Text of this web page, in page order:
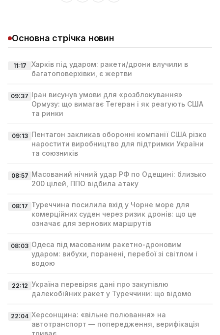
Основна стрічка новин
11:17
Харків під ударом: ракети/дрони влучили в
багатоповерхівки, є жертви
09:37 Іран висунув умови для «розблокування»
Ормузу: що вимагає Тегеран і як реагують США
та ринки
09:13 Пентагон закликав оборонні компанії США різко
наростити виробництво для підтримки України
та союзників
08:57 Масований нічний удар РФ по Одещині: близько
200 цілей, ППО відбила атаку
08:17 Туреччина посилила вхід у Чорне море для
комерційних суден через ризик дронів: що це
означає для зернових маршрутів
08:03 Одеса під масованим ракетно‑дроновим
ударом: вибухи, поранені, перебої зі світлом і
водою
22:12 Україна перевіряє дані про закупівлю
далекобійних ракет у Туреччини: що відомо
22:04 Херсонщина: «вільне полювання» на
автотранспорт — попередження, верифікація
триває